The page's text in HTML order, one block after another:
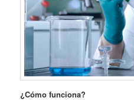
¿Cómo funciona?